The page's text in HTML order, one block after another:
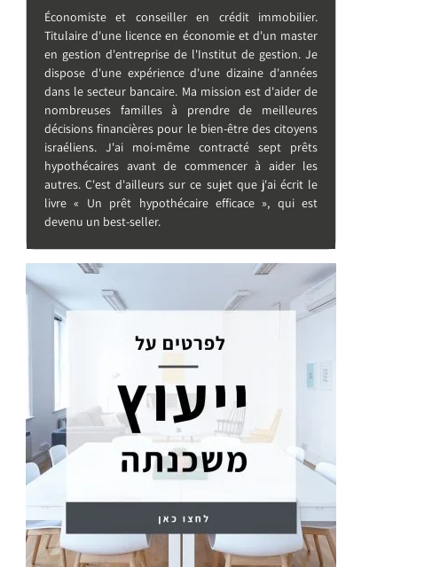
Économiste et conseiller en crédit immobilier.
Titulaire d'une licence en économie et d'un master
en gestion d'entreprise de l'Institut de gestion. Je
dispose d'une expérience d'une dizaine d'années
dans le secteur bancaire. Ma mission est d'aider de
nombreuses familles à prendre de meilleures
décisions financières pour le bien-être des citoyens
israéliens. J'ai moi-même contracté sept prêts
hypothécaires avant de commencer à aider les
autres. C'est d'ailleurs sur ce sujet que j'ai écrit le
livre « Un prêt hypothécaire efficace », qui est
devenu un best-seller.